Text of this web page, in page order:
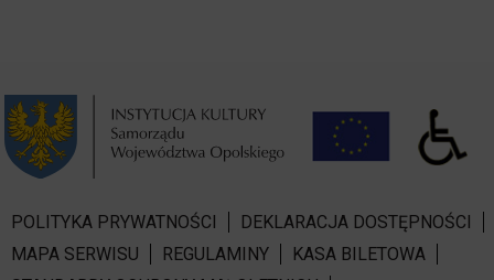
POLITYKA PRYWATNOŚCI
DEKLARACJA DOSTĘPNOŚCI
MAPA SERWISU
REGULAMINY
KASA BILETOWA